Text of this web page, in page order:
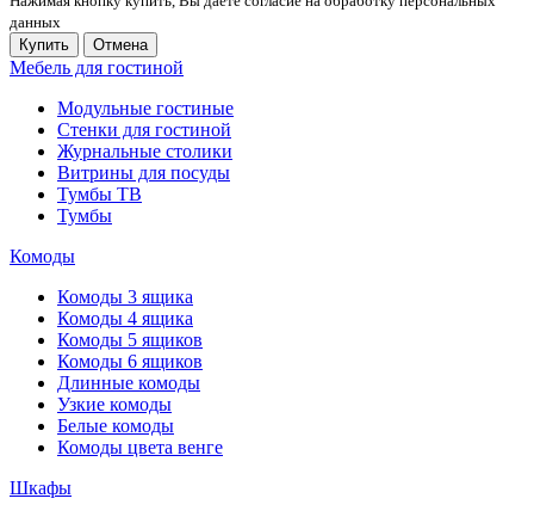
данных
Купить
Отмена
Мебель для гостиной
Модульные гостиные
Стенки для гостиной
Журнальные столики
Витрины для посуды
Тумбы ТВ
Тумбы
Комоды
Комоды 3 ящика
Комоды 4 ящика
Комоды 5 ящиков
Комоды 6 ящиков
Длинные комоды
Узкие комоды
Белые комоды
Комоды цвета венге
Шкафы